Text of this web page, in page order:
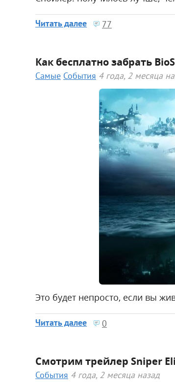
Читать далее 77
Как бесплатно забрать
Самые События 4 года, 2 месяца
Это будет непросто, если вы
Читать далее 0
Смотрим трейлер Sniper
События 4 года, 2 месяца назад